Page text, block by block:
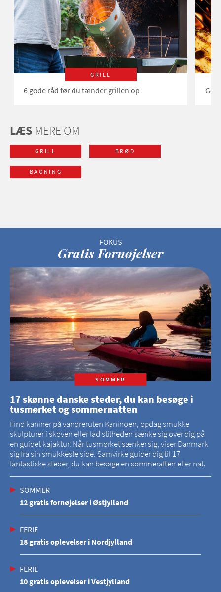
GRILL
6 gode råd før du tænder grillen op
LÆS MERE OM
GRILL BRØD
BAGNING
Gratis Fornøjelser
SOMMER
17 skønne danske steder, du kan besøge i
tusmørket og sommernatten
Find kaniner på vandreruten Kaninoen, opdag smukke
skulpturer i skoven eller lad stilheden sænke sig over dig på
en guidet kajaktur. Når tusmørket sænker sig, viser Danmark
sig fra sin smukkeste side. Samvirke guider dig til 17
fantastiske steder, du kan besøge en sommeraften eller nat.
SOMMER
12 gratis fornøjelser i Østjylland
FERIE
18 gratis oplevelser i Nordjylland
FERIE
10 gratis oplevelser i Vestjylland